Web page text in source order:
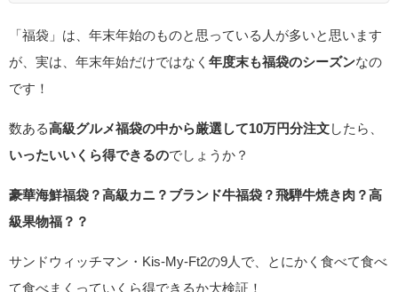
「福袋」は、年末年始のものと思っている人が多いと思います
が、実は、年末年始だけではなく 年度末も福袋のシーズンなの
です！
数ある高級グルメ福袋の中から厳選して10万円分注文 したら、
いったいいくら得できるのでしょうか？
豪華海鮮福袋？高級カニ？ブランド牛福袋？飛騨牛焼き肉？高
級果物福？？
サンドウィッチマン・Kis-My-Ft2の9人で、とにかく食べて食べ
て食べまくっていくら得できるか大検証！